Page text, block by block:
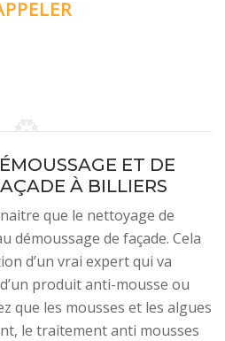
ET DE
À BILLIERS
que le nettoyage de
démoussage de façade. Cela
d’un vrai expert qui va
produit anti-mousse ou
que les mousses et les algues
le traitement anti mousses